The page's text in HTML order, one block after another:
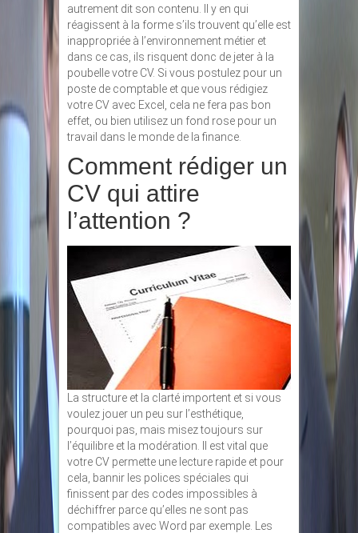
autrement dit son contenu. Il y en qui
réagissent à la forme s’ils trouvent qu’elle est
inappropriée à l’environnement métier et
dans ce cas, ils risquent donc de jeter à la
poubelle votre CV. Si vous postulez pour un
poste de comptable et que vous rédigiez
votre CV avec Excel, cela ne fera pas bon
effet, ou bien utilisez un fond rose pour un
travail dans le monde de la finance.
Comment rédiger un
CV qui attire
l’attention ?
La structure et la clarté importent et si vous
voulez jouer un peu sur l’esthétique,
pourquoi pas, mais misez toujours sur
l’équilibre et la modération. Il est vital que
votre CV permette une lecture rapide et pour
cela, bannir les polices spéciales qui
finissent par des codes impossibles à
déchiffrer parce qu’elles ne sont pas
compatibles avec Word par exemple. Les